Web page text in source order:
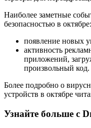
Наиболее заметные
безопасностью в октябре:
появление новых
активность
приложений,
произвольный код.
Более подробно о
устройств в октябре
Узнайте больше с